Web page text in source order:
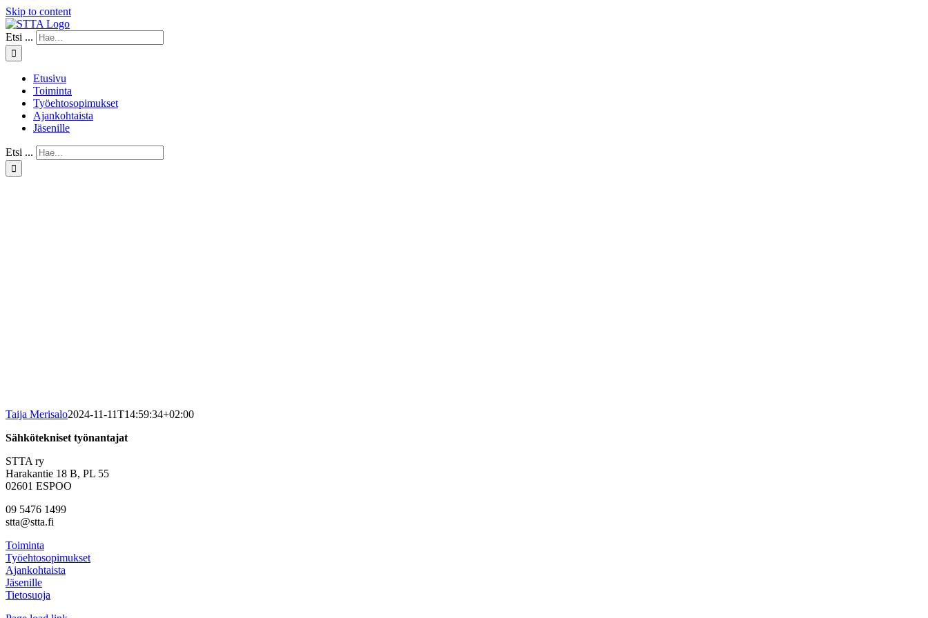
Skip to content
Etsi ...
Etusivu
Toiminta
Työehtosopimukset
Ajankohtaista
Jäsenille
Etsi ...
Taija Merisalo2024-11-11T14:59:34+02:00
Sähkötekniset työnantajat
STTA ry
Harakantie 18 B, PL 55
02601 ESPOO
09 5476 1499
stta@stta.fi
Toiminta
Työehtosopimukset
Ajankohtaista
Jäsenille
Tietosuoja